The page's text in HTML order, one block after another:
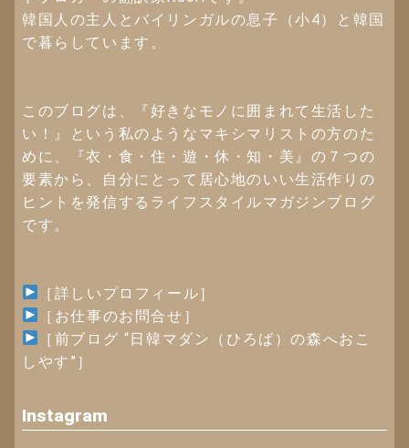
韓国人の主人とバイリンガルの息子（小4）と韓国
で暮らしています。
このブログは、『好きなモノに囲まれて生活した
い！』という私のようなマキシマリストの方のた
めに、『衣・食・住・遊・休・知・美』の７つの
要素から、自分にとって居心地のいい生活作りの
ヒントを発信するライフスタイルマガジンブログ
です。
［詳しいプロフィール］
［お仕事のお問合せ］
［ 前ブログ “日韓マダン（ひろば）の森へおこ
しやす” ］
Instagram